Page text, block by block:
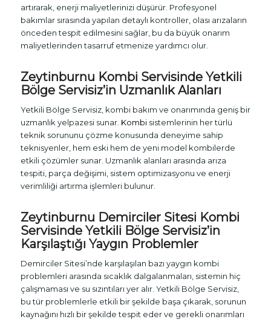
artırarak, enerji maliyetlerinizi düşürür. Profesyonel
bakımlar sırasında yapılan detaylı kontroller, olası arızaların
önceden tespit edilmesini sağlar, bu da büyük onarım
maliyetlerinden tasarruf etmenize yardımcı olur.
Zeytinburnu Kombi Servisinde Yetkili
Bölge Servisiz’in Uzmanlık Alanları
Yetkili Bölge Servisiz, kombi bakım ve onarımında geniş bir
uzmanlık yelpazesi sunar. Kombisistemlerinin her türlü
teknik sorununu çözme konusunda deneyime sahip
teknisyenler, hem eski hem de yeni model kombilerde
etkili çözümler sunar. Uzmanlık alanları arasında arıza
tespiti, parça değişimi, sistem optimizasyonu ve enerji
verimliliği artırma işlemleri bulunur.
Zeytinburnu Demirciler Sitesi Kombi
Servisinde Yetkili Bölge Servisiz’in
Karşılaştığı Yaygın Problemler
Demirciler Sitesi’nde karşılaşılan bazı yaygın kombi
problemleri arasında sıcaklık dalgalanmaları, sistemin hiç
çalışmaması ve su sızıntıları yer alır. Yetkili Bölge Servisiz,
bu tür problemlerle etkili bir şekilde başa çıkarak, sorunun
kaynağını hızlı bir şekilde tespit eder ve gerekli onarımları